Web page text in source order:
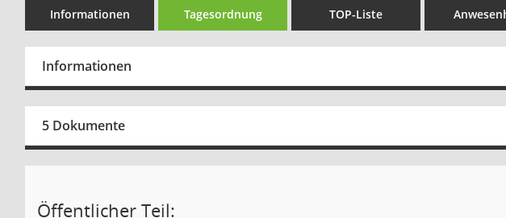
Informationen Tagesordnung TOP-Liste
Informationen
5 Dokumente
Öffentlicher Teil: